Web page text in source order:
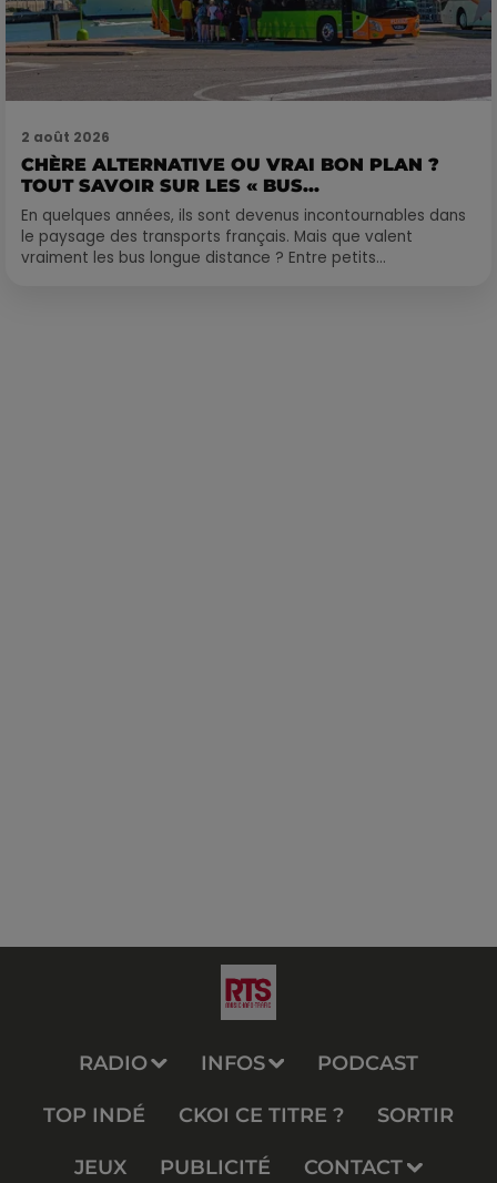
2 août 2026
CHÈRE ALTERNATIVE OU VRAI BON PLAN ?
TOUT SAVOIR SUR LES « BUS...
En quelques années, ils sont devenus incontournables dans
le paysage des transports français. Mais que valent
vraiment les bus longue distance ? Entre petits...
RADIO INFOS PODCAST
TOP INDÉ CKOI CE TITRE ? SORTIR
JEUX PUBLICITÉ CONTACT